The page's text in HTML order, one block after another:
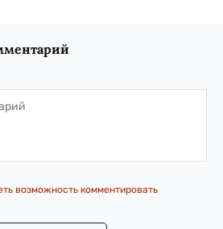
возможность комментировать